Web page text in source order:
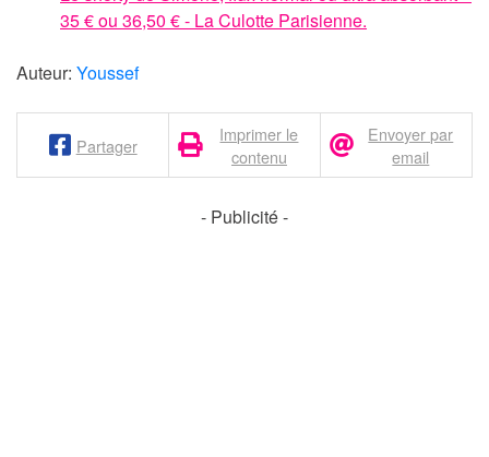
35 € ou 36,50 € - La Culotte Parisienne.
Auteur: Youssef
Partager
Imprimer le
contenu
Envoyer par
email
- Publicité -